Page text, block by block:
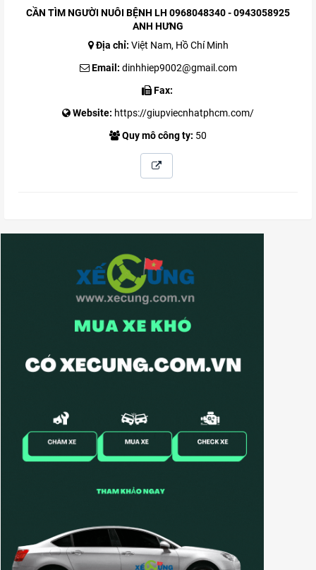
CẦN TÌM NGƯỜI NUÔI BỆNH LH 0968048340 - 0943058925
ANH HƯNG
Địa chỉ: Việt Nam, Hồ Chí Minh
Email: dinhhiep9002@gmail.com
Fax:
Website: https://giupviecnhatphcm.com/
Quy mô công ty: 50